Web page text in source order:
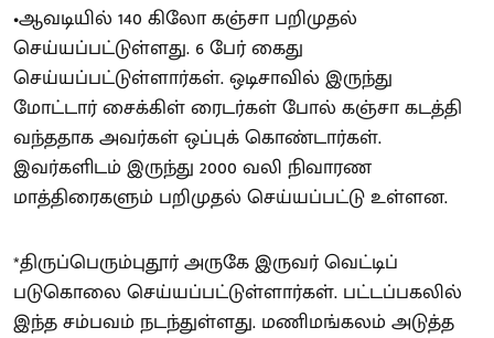
•ஆவடியில் 140 கிலோ கஞ்சா பறிமுதல்
செய்யப்பட்டுள்ளது. 6 பேர் கைது
செய்யப்பட்டுள்ளார்கள். ஒடிசாவில் இருந்து
மோட்டார் சைக்கிள் ரைடர்கள் போல் கஞ்சா கடத்தி
வந்ததாக அவர்கள் ஒப்புக் கொண்டார்கள்.
இவர்களிடம் இருந்து 2000 வலி நிவாரண
மாத்திரைகளும் பறிமுதல் செய்யப்பட்டு உள்ளன.
*திருப்பெரும்புதூர் அருகே இருவர் வெட்டிப்
படுகொலை செய்யப்பட்டுள்ளார்கள். பட்டப்பகலில்
இந்த சம்பவம் நடந்துள்ளது. மணிமங்கலம் அடுத்த